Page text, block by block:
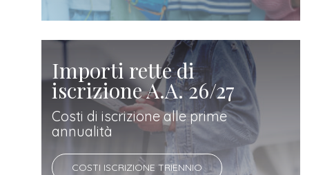
d'azienda
Importi rette di
iscrizione A.A. 26/27
Costi di iscrizione alle prime
annualità
COSTI ISCRIZIONE TRIENNIO